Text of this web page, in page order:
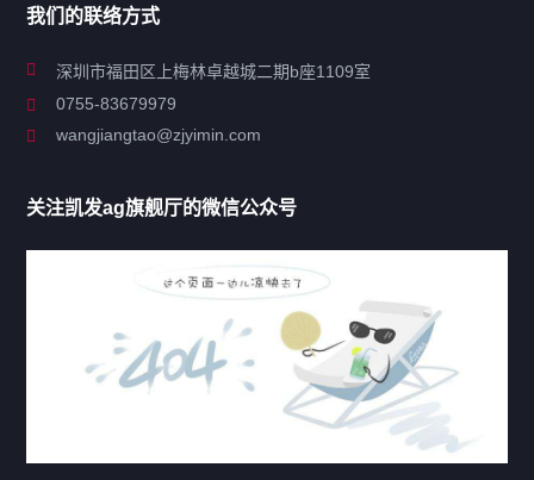
联系凯发ag旗舰厅
行业动态
我们的联络方式
深圳市福田区上梅林卓越城二期b座1109室
0755-83679979
wangjiangtao@zjyimin.com
关注凯发ag旗舰厅的微信公众号